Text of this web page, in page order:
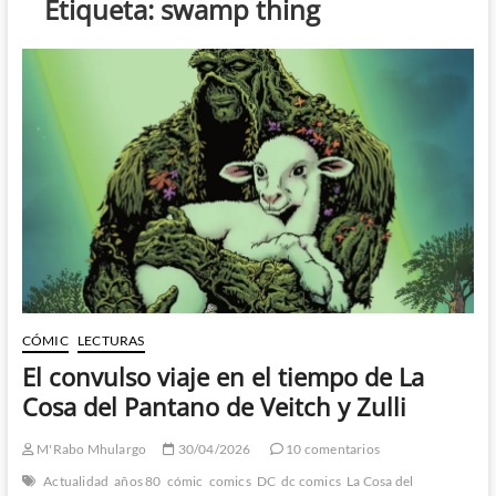
Etiqueta: swamp thing
CÓMIC LECTURAS
El convulso viaje en el tiempo de La
Cosa del Pantano de Veitch y Zulli
M'Rabo Mhulargo 30/04/2026
10 comentarios
Actualidad años 80 cómic comics DC dc comics La Cosa del